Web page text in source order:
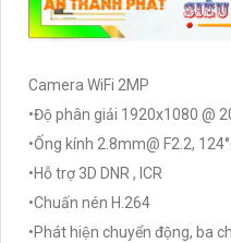
Camera WiFi 2MP
•Độ phân giải 1920x1080 @
•Ống kính 2.8mm@ F2.2,
•Hỗ trợ 3D DNR , ICR
•Chuấn nén H.264
•Phát hiện chuyển động, ba